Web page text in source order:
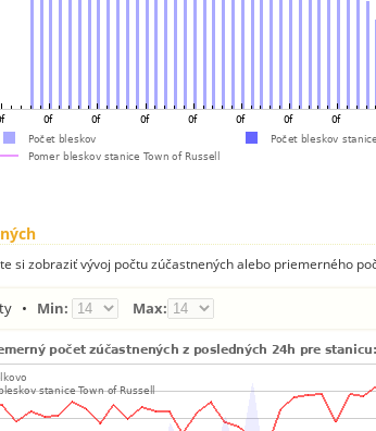
si zobraziť vývoj počtu zúčastnených alebo priemerného
• Min: Max: